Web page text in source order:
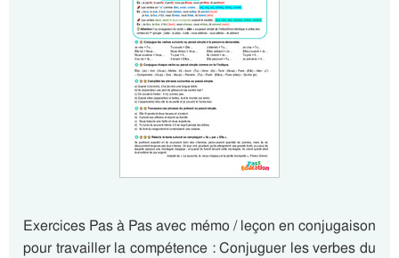
Exercices Pas à Pas avec mémo / leçon en conjugaison
pour travailler la compétence : Conjuguer les verbes du